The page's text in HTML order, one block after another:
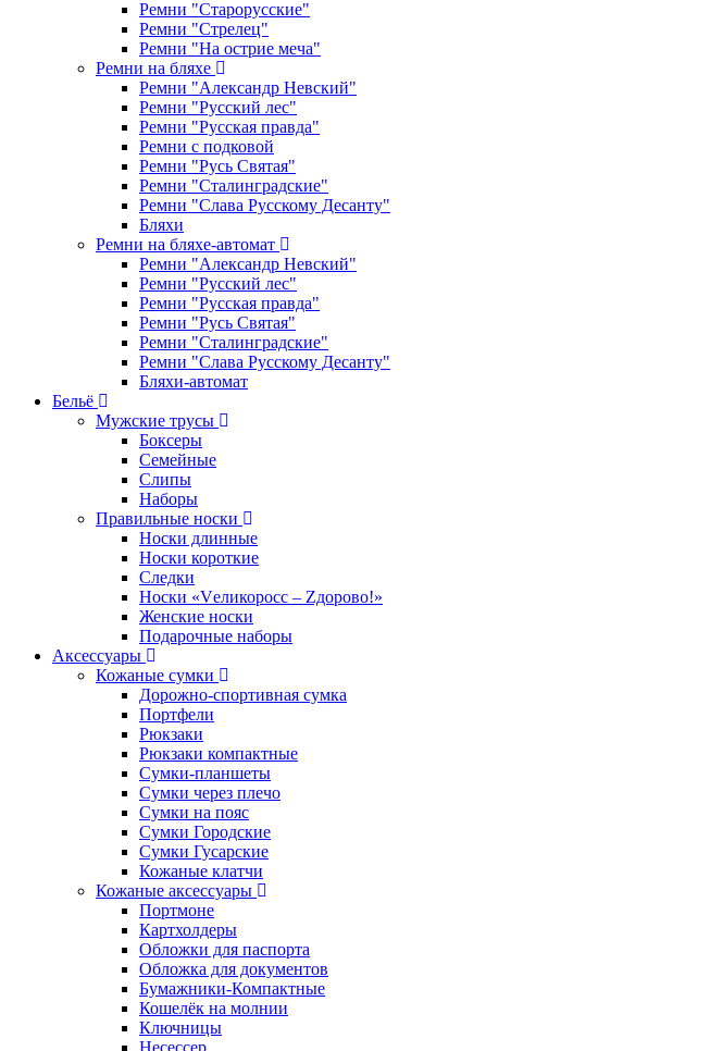
Ремни "Старорусские"
Ремни "Стрелец"
Ремни "На острие меча"
Ремни на бляхе
Ремни "Александр Невский"
Ремни "Русский лес"
Ремни "Русская правда"
Ремни с подковой
Ремни "Русь Святая"
Ремни "Сталинградские"
Ремни "Слава Русскому Десанту"
Бляхи
Ремни на бляхе-автомат
Ремни "Александр Невский"
Ремни "Русский лес"
Ремни "Русская правда"
Ремни "Русь Святая"
Ремни "Сталинградские"
Ремни "Слава Русскому Десанту"
Бляхи-автомат
Бельё
Мужские трусы
Боксеры
Семейные
Слипы
Наборы
Правильные носки
Носки длинные
Носки короткие
Следки
Носки «Vеликоросс – Zдорово!»
Женские носки
Подарочные наборы
Аксессуары
Кожаные сумки
Дорожно-спортивная сумка
Портфели
Рюкзаки
Рюкзаки компактные
Сумки-планшеты
Сумки через плечо
Сумки на пояс
Сумки Городские
Сумки Гусарские
Кожаные клатчи
Кожаные аксессуары
Портмоне
Картхолдеры
Обложки для паспорта
Обложка для документов
Бумажники-Компактные
Кошелёк на молнии
Ключницы
Несессер